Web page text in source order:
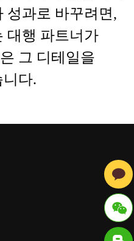
ID :
성과로 바꾸려면,
대행 파트너가
그 디테일을
다.